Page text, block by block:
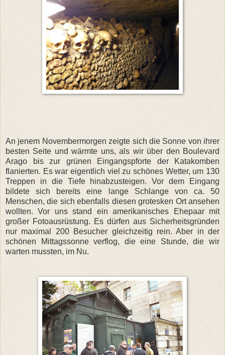
An jenem Novembermorgen zeigte sich die Sonne von ihrer
besten Seite und wärmte uns, als wir über den Boulevard
Arago bis zur grünen Eingangspforte der Katakomben
flanierten. Es war eigentlich viel zu schönes Wetter, um 130
Treppen in die Tiefe hinabzusteigen. Vor dem Eingang
bildete sich bereits eine lange Schlange von ca. 50
Menschen, die sich ebenfalls diesen grotesken Ort ansehen
wollten. Vor uns stand ein amerikanisches Ehepaar mit
großer Fotoausrüstung. Es dürfen aus Sicherheitsgründen
nur maximal 200 Besucher gleichzeitig rein. Aber in der
schönen Mittagssonne verflog, die eine Stunde, die wir
warten mussten, im Nu.